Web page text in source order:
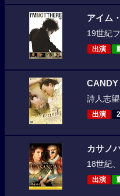
アイム
19世紀
出演
CANDY
詩人志
出演
カサノ
18世紀
出演